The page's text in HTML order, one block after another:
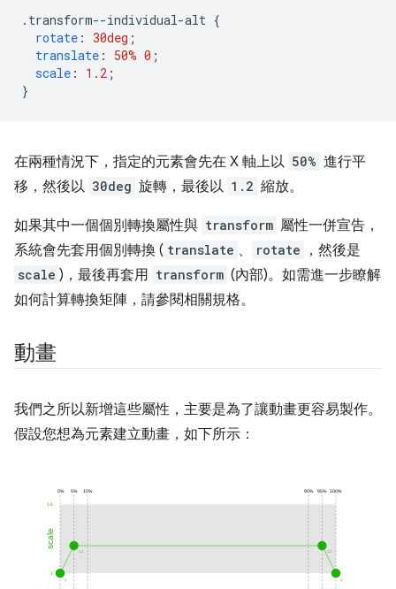
. transform--individual-alt {
rotate : 30deg ;
translate : 50% 0 ;
scale : 1.2 ;
}
在兩種情況下，指定的元素會先在 X 軸上以 50% 進行平
移，然後以 30deg 旋轉，最後以 1.2 縮放。
如果其中一個個別轉換屬性與 transform 屬性一併宣告，
系統會先套用個別轉換 ( translate 、 rotate ，然後是
scale )，最後再套用 transform (內部)。如需進一步瞭解
如何計算轉換矩陣，請參閱相關規格。
動畫
我們之所以新增這些屬性，主要是為了讓動畫更容易製作。
假設您想為元素建立動畫，如下所示：